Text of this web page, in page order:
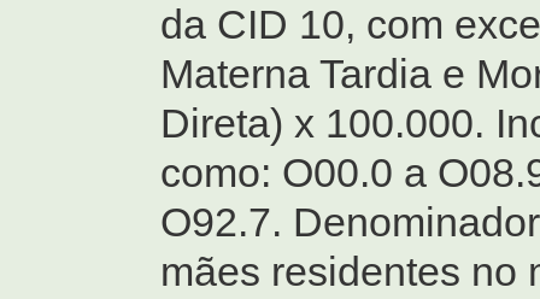
da CID 10, com
Materna Tardia e
Direta) x 100.000.
como: O00.0 a
O92.7.
mães residentes no